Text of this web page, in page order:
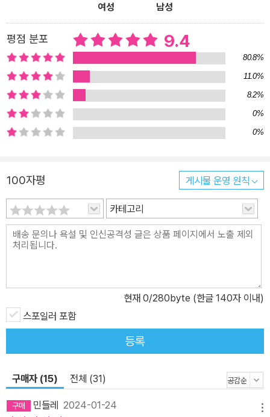
여성 남성
평점 분포 9.4
80.8%
11.0%
8.2%
0%
0%
100자평 게시물 운영 원칙
카테고리
현재 0/280byte (한글 140자 이내)
스포일러 포함
등록
구매자 (15) 전체 (31)
민들레 2024-01-24